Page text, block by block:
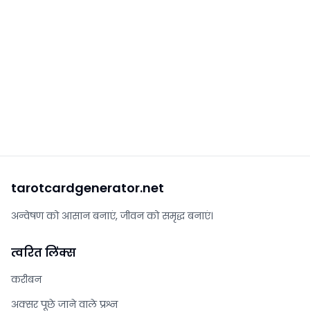
tarotcardgenerator.net
अन्वेषण को आसान बनाएं, जीवन को समृद्ध बनाएं।
त्वरित लिंक्स
करीबन
अक्सर पूछे जाने वाले प्रश्न